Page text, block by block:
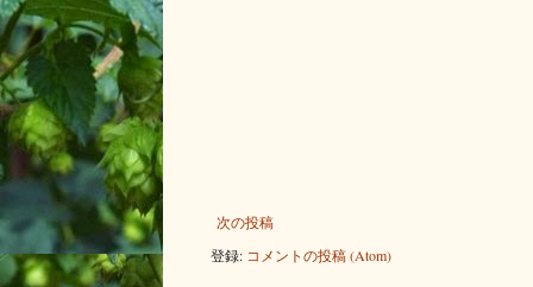
次の投稿
登録: コメントの投稿 (Atom)